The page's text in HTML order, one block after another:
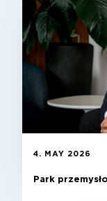
4. MAY 2026
Park